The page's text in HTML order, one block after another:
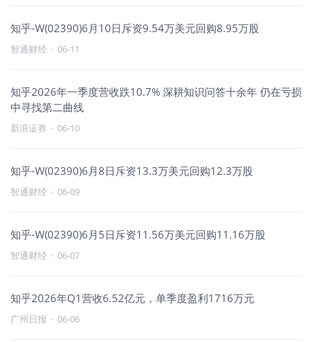
知乎-W(02390)6月10日斥资9.54万美元回购8.95万股
智通财经 · 06-11
知乎2026年一季度营收跌10.7% 深耕知识问答十余年 仍在亏损
中寻找第二曲线
新浪证券 · 06-10
知乎-W(02390)6月8日斥资13.3万美元回购12.3万股
智通财经 · 06-09
知乎-W(02390)6月5日斥资11.56万美元回购11.16万股
智通财经 · 06-07
知乎2026年Q1营收6.52亿元，单季度盈利1716万元
广州日报 · 06-06